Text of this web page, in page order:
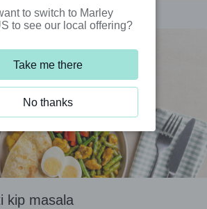
kip masala
to switch to Marley
to see our local offering?
Take me there
No thanks